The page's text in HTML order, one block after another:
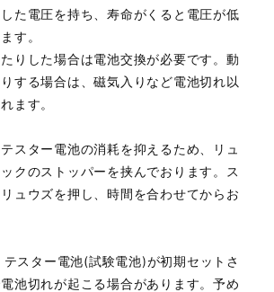
た電圧を持ち、寿命がくると電圧が低
す。
りした場合は電池交換が必要です。動
する場合は、磁気入りなど電池切れ以
ます。
スター電池の消耗を抑えるため、リュ
クのストッパーを挟んでおります。ス
ュウズを押し、時間を合わせてからお
テスター電池(試験電池)が初期セットさ
池切れが起こる場合があります。予め